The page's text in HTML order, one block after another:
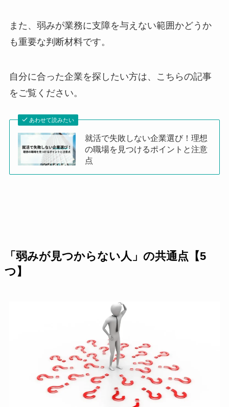
また、弱みが業務に支障を与えない範囲かどうか
も重要な判断材料です。
自分に合った企業を探したい方は、こちらの記事
をご覧ください。
あわせて読みたい
就活で失敗しない企業選び！理想
の職場を見つけるポイントと注意
点
「弱みが見つからない人」の共通点【5
つ】